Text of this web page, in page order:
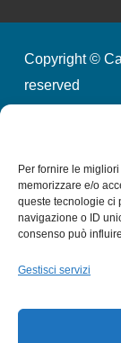
Per fornire le
memorizzare e/o
queste tecnologie ci
navigazione o ID
consenso può
Gestisci servizi
Copyright ©
reserved
privacy &
Iscriviti
Email*